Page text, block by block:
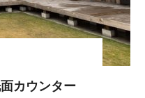
カウンター